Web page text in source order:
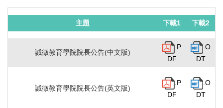
主題 下載1 下載2
誠徵教育學院院長公告(中文版)
.P
DF
.O
DT
誠徵教育學院院長公告(英文版)
.P
DF
.O
DT